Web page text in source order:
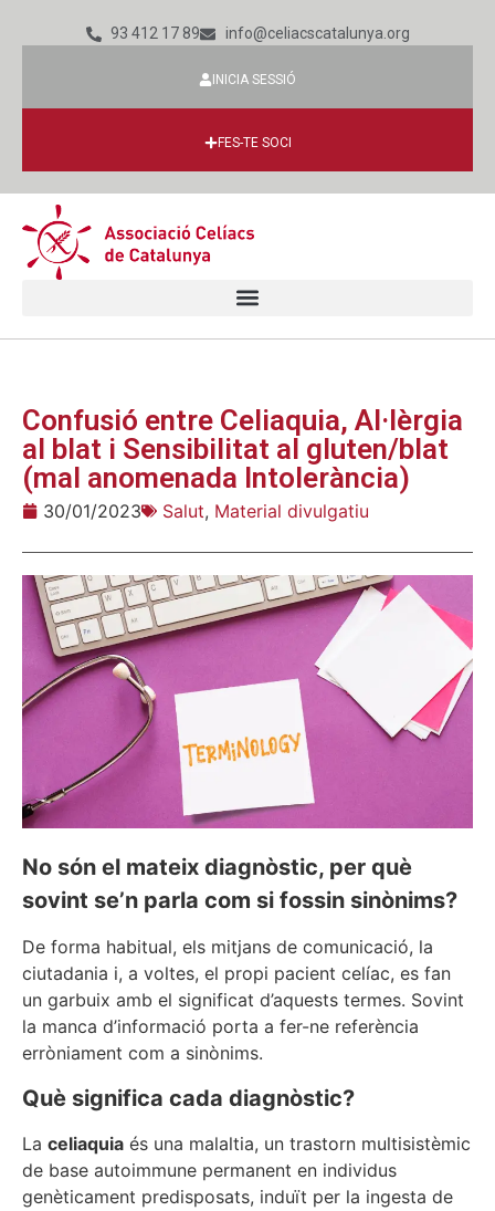
93 412 17 89 info@celiacscatalunya.org
INICIA SESSIÓ
FES-TE SOCI
Confusió entre Celiaquia, Al·lèrgia
al blat i Sensibilitat al gluten/blat
(mal anomenada Intolerància)
30/01/2023 Salut, Material divulgatiu
No són el mateix diagnòstic, per què
sovint se’n parla com si fossin sinònims?
De forma habitual, els mitjans de comunicació, la
ciutadania i, a voltes, el propi pacient celíac, es fan
un garbuix amb el significat d’aquests termes. Sovint
la manca d’informació porta a fer-ne referència
erròniament com a sinònims.
Què significa cada diagnòstic?
La celiaquia és una malaltia, un trastorn multisistèmic
de base autoimmune permanent en individus
genèticament predisposats, induït per la ingesta de